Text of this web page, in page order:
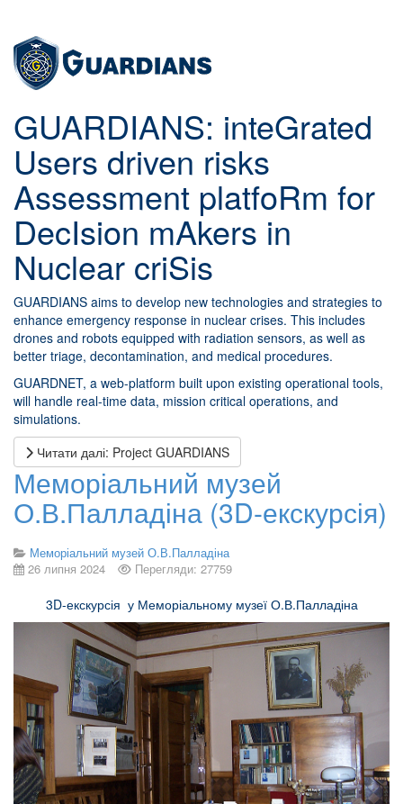
GUARDIANS: inteGrated
Users driven risks
Assessment platfoRm for
DecIsion mAkers in
Nuclear criSis
GUARDIANS aims to develop new technologies and strategies to
enhance emergency response in nuclear crises. This includes
drones and robots equipped with radiation sensors, as well as
better triage, decontamination, and medical procedures.
GUARDNET, a web-platform built upon existing operational tools,
will handle real-time data, mission critical operations, and
simulations.
Читати далі: Project GUARDIANS
Меморіальний музей
О.В.Палладіна (3D-екскурсія)
Меморіальний музей О.В.Палладіна
26 липня 2024
Перегляди: 27759
3D-екскурсія у Меморіальному музеї О.В.Палладіна